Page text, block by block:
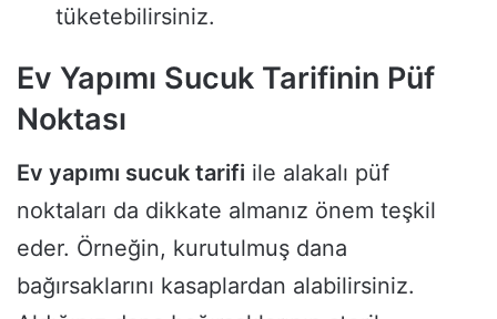
tüketebilirsiniz.
Ev Yapımı Sucuk Tarifinin Püf
Noktası
Ev yapımı sucuk tarifi ile alakalı püf
noktaları da dikkate almanız önem teşkil
eder. Örneğin, kurutulmuş dana
bağırsaklarını kasaplardan alabilirsiniz.